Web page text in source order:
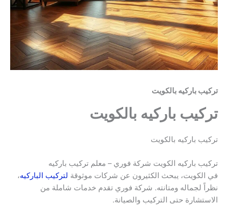
تركيب باركيه بالكويت
تركيب باركيه بالكويت
تركيب باركيه بالكويت
تركيب باركيه الكويت شركة فوري – معلم تركيب باركيه
في الكويت، يبحث الكثيرون عن شركات موثوقة لتركيب الباركيه،
نظراً لجماله ومتانته. شركة فوري تقدم خدمات شاملة من
الاستشارة حتى التركيب والصيانة.